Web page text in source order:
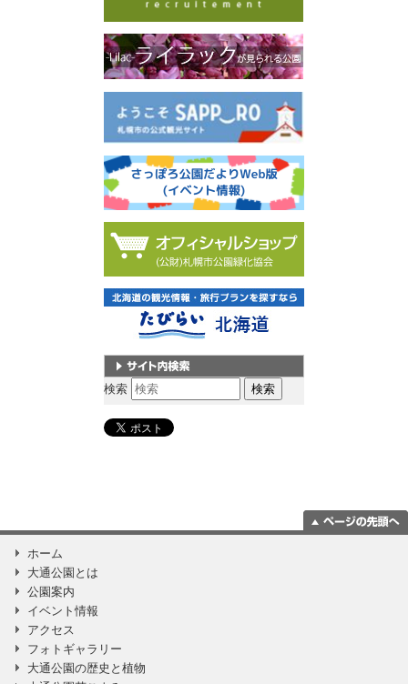
サイト内検索
検索
ホーム
大通公園とは
公園案内
イベント情報
アクセス
フォトギャラリー
大通公園の歴史と植物